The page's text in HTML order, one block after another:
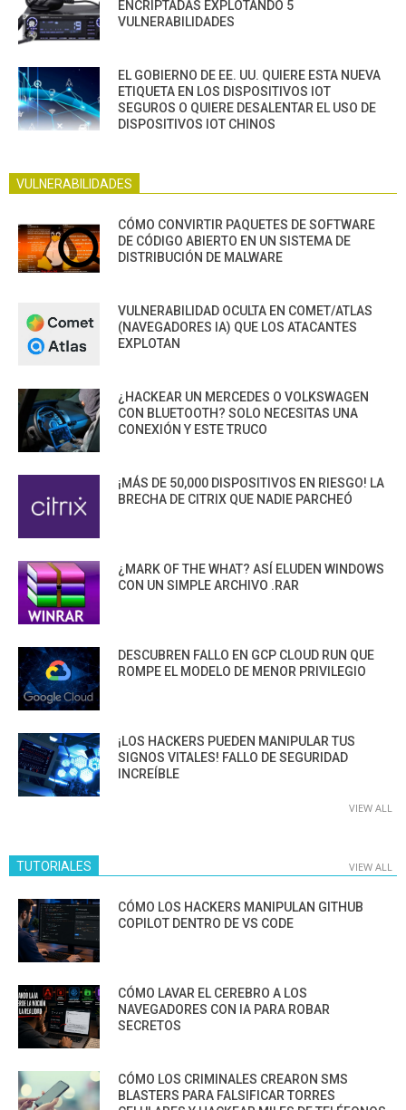
ENCRIPTADAS EXPLOTANDO 5
VULNERABILIDADES
EL GOBIERNO DE EE. UU. QUIERE ESTA NUEVA
ETIQUETA EN LOS DISPOSITIVOS IOT
SEGUROS O QUIERE DESALENTAR EL USO DE
DISPOSITIVOS IOT CHINOS
VULNERABILIDADES
CÓMO CONVIRTIR PAQUETES DE SOFTWARE
DE CÓDIGO ABIERTO EN UN SISTEMA DE
DISTRIBUCIÓN DE MALWARE
VULNERABILIDAD OCULTA EN COMET/ATLAS
(NAVEGADORES IA) QUE LOS ATACANTES
EXPLOTAN
¿HACKEAR UN MERCEDES O VOLKSWAGEN
CON BLUETOOTH? SOLO NECESITAS UNA
CONEXIÓN Y ESTE TRUCO
¡MÁS DE 50,000 DISPOSITIVOS EN RIESGO! LA
BRECHA DE CITRIX QUE NADIE PARCHEÓ
¿MARK OF THE WHAT? ASÍ ELUDEN WINDOWS
CON UN SIMPLE ARCHIVO .RAR
DESCUBREN FALLO EN GCP CLOUD RUN QUE
ROMPE EL MODELO DE MENOR PRIVILEGIO
¡LOS HACKERS PUEDEN MANIPULAR TUS
SIGNOS VITALES! FALLO DE SEGURIDAD
INCREÍBLE
VIEW ALL
TUTORIALES VIEW ALL
CÓMO LOS HACKERS MANIPULAN GITHUB
COPILOT DENTRO DE VS CODE
CÓMO LAVAR EL CEREBRO A LOS
NAVEGADORES CON IA PARA ROBAR
SECRETOS
CÓMO LOS CRIMINALES CREARON SMS
BLASTERS PARA FALSIFICAR TORRES